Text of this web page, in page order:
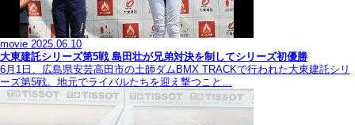
movie 2025.06.10
大東建託シリーズ第5戦 島田壮が兄弟対決を制してシリーズ初優勝
6月1日、広島県安芸高田市の土師ダムBMX TRACKで行われた大東建託シリ
ーズ第5戦。地元でライバルたちを迎え撃つこと…